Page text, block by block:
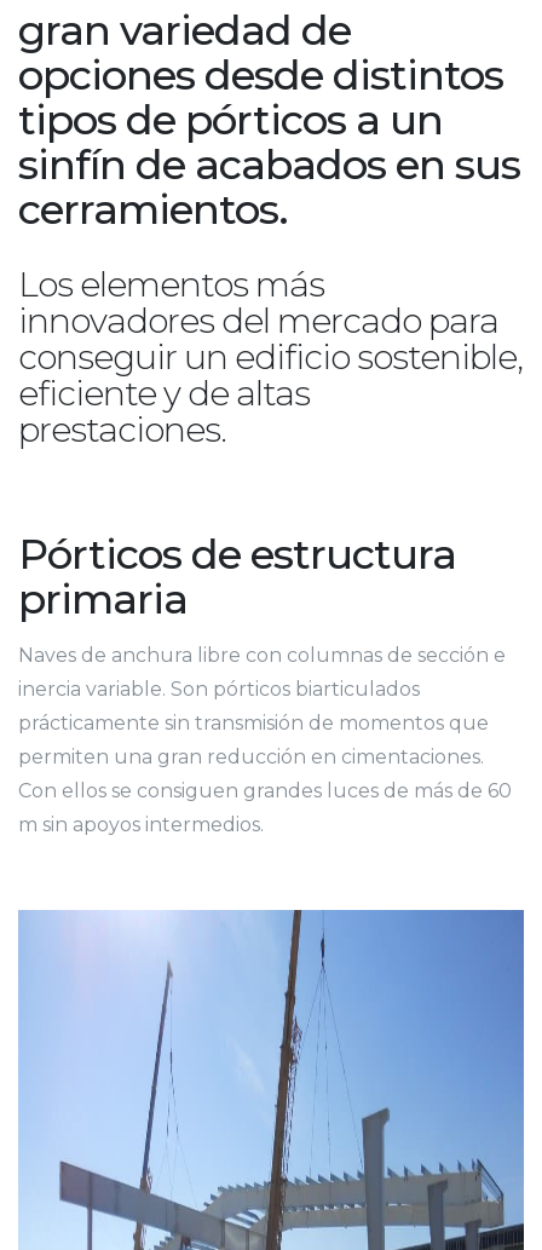
gran variedad de
opciones desde distintos
tipos de pórticos a un
sinfín de acabados en sus
cerramientos.
Los elementos más
innovadores del mercado para
conseguir un edificio sostenible,
eficiente y de altas
prestaciones.
Pórticos de estructura
primaria
Naves de anchura libre con columnas de sección e
inercia variable. Son pórticos biarticulados
prácticamente sin transmisión de momentos que
permiten una gran reducción en cimentaciones.
Con ellos se consiguen grandes luces de más de 60
m sin apoyos intermedios.